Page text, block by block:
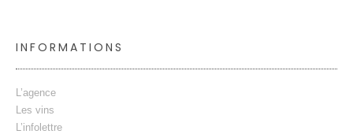
INFORMATIONS
L’agence
Les vins
L’infolettre